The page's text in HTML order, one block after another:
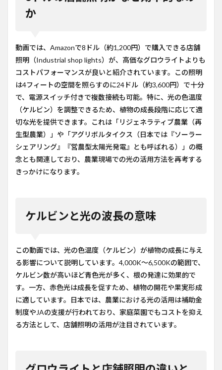
か
動画では、Amazonで8ドル（約1,200円）で購入できる店舗
照明（Industrial shop lights）が、高価なグロウライトよりも
コストパフォーマンスが良いと紹介されています。この照明
は4フィートの空間を照らすのに24ドル（約3,600円）で十分
で、電源スイッチ付きで複数接続も可能。特に、光の色温度
（ケルビン）を調整できるため、植物の成長段階に応じて適
切な光を提供できます。これは「リジェネラティブ農業（再
生型農業）」や「アグリボルタイクス（日本では『ソーラー
シェアリング』『営農型太陽光発電』とも呼ばれる）」の概
念とも関連しており、農業現場での光の活用方法を再考する
きっかけになります。
ケルビンと光の波長の意味
この動画では、光の色温度（ケルビン）が植物の成長に与え
る影響について説明しています。4,000K〜6,500Kの範囲で、
ケルビン数が高いほど青色光が多く、根の発達に効果的で
す。一方、赤色光は成長を促すため、植物の開花や果実形成
に適しています。日本では、農業における光の活用は補助金
制度やJAの支援が行われており、家庭菜園でもコストを抑え
る方法として、店舗照明の活用が注目されています。